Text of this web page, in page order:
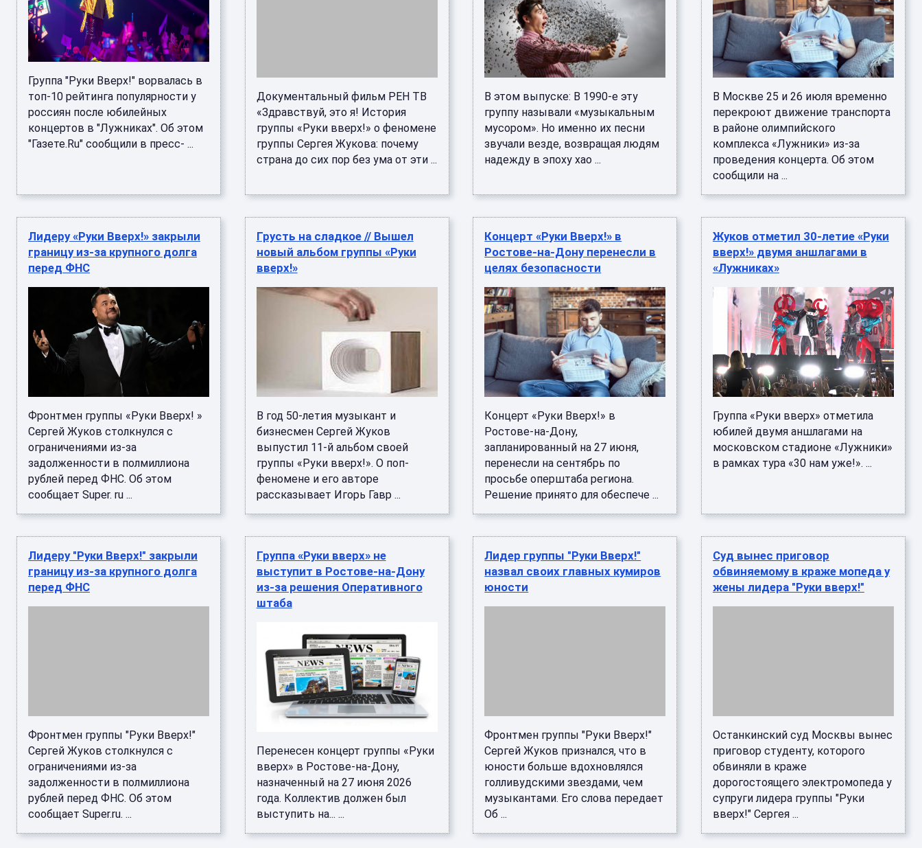
Группа "Руки Вверх!" ворвалась в
топ-10 рейтинга популярности у
россиян после юбилейных
концертов в "Лужниках". Об этом
"Газете.Ru" сообщили в пресс- ...
Документальный фильм РЕН ТВ
«Здравствуй, это я! История
группы «Руки вверх!» о феномене
группы Сергея Жукова: почему
страна до сих пор без ума от эти ...
В этом выпуске: В 1990-е эту
группу называли «музыкальным
мусором». Но именно их песни
звучали везде, возвращая людям
надежду в эпоху хао ...
В Москве 25 и 26 июля временно
перекроют движение транспорта
в районе олимпийского
комплекса «Лужники» из-за
проведения концерта. Об этом
сообщили на ...
Лидеру «Руки Вверх!» закрыли
границу из-за крупного долга
перед ФНС
Фронтмен группы «Руки Вверх! »
Сергей Жуков столкнулся с
ограничениями из-за
задолженности в полмиллиона
рублей перед ФНС. Об этом
сообщает Super. ru ...
Грусть на сладкое // Вышел
новый альбом группы «Руки
вверх!»
В год 50-летия музыкант и
бизнесмен Сергей Жуков
выпустил 11-й альбом своей
группы «Руки вверх!». О поп-
феномене и его авторе
рассказывает Игорь Гавр ...
Концерт «Руки Вверх!» в
Ростове-на-Дону перенесли в
целях безопасности
Концерт «Руки Вверх!» в
Ростове-на-Дону,
запланированный на 27 июня,
перенесли на сентябрь по
просьбе оперштаба региона.
Решение принято для обеспече ...
Жуков отметил 30-летие «Руки
вверх!» двумя аншлагами в
«Лужниках»
Группа «Руки вверх» отметила
юбилей двумя аншлагами на
московском стадионе «Лужники»
в рамках тура «30 нам уже!». ...
Лидеру "Руки Вверх!" закрыли
границу из-за крупного долга
перед ФНС
Фронтмен группы "Руки Вверх!"
Сергей Жуков столкнулся с
ограничениями из-за
задолженности в полмиллиона
рублей перед ФНС. Об этом
сообщает Super.ru. ...
Группа «Руки вверх» не
выступит в Ростове-на-Дону
из-за решения Оперативного
штаба
Перенесен концерт группы «Руки
вверх» в Ростове-на-Дону,
назначенный на 27 июня 2026
года. Коллектив должен был
выступить на... ...
Лидер группы "Руки Вверх!"
назвал своих главных кумиров
юности
Фронтмен группы "Руки Вверх!"
Сергей Жуков признался, что в
юности больше вдохновлялся
голливудскими звездами, чем
музыкантами. Его слова передает
Об ...
Суд вынес приговор
обвиняемому в краже мопеда у
жены лидера "Руки вверх!"
Останкинский суд Москвы вынес
приговор студенту, которого
обвиняли в краже
дорогостоящего электромопеда у
супруги лидера группы "Руки
вверх!" Сергея ...